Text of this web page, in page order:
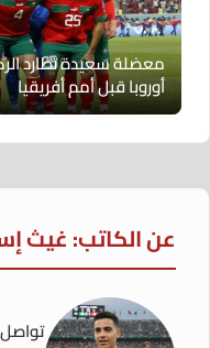
معضلة سعيدة تطارد
أوروبا قبل أمم أفريقيا
عن الكاتب: غيث
تواصل